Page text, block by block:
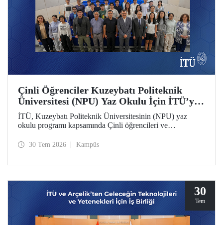
Çinli Öğrenciler Kuzeybatı Politeknik
Üniversitesi (NPU) Yaz Okulu İçin İTÜ’ye
Geldi
İTÜ, Kuzeybatı Politeknik Üniversitesinin (NPU) yaz
okulu programı kapsamında Çinli öğrencileri ve
30 Tem 2026 Kampüs
30
Tem